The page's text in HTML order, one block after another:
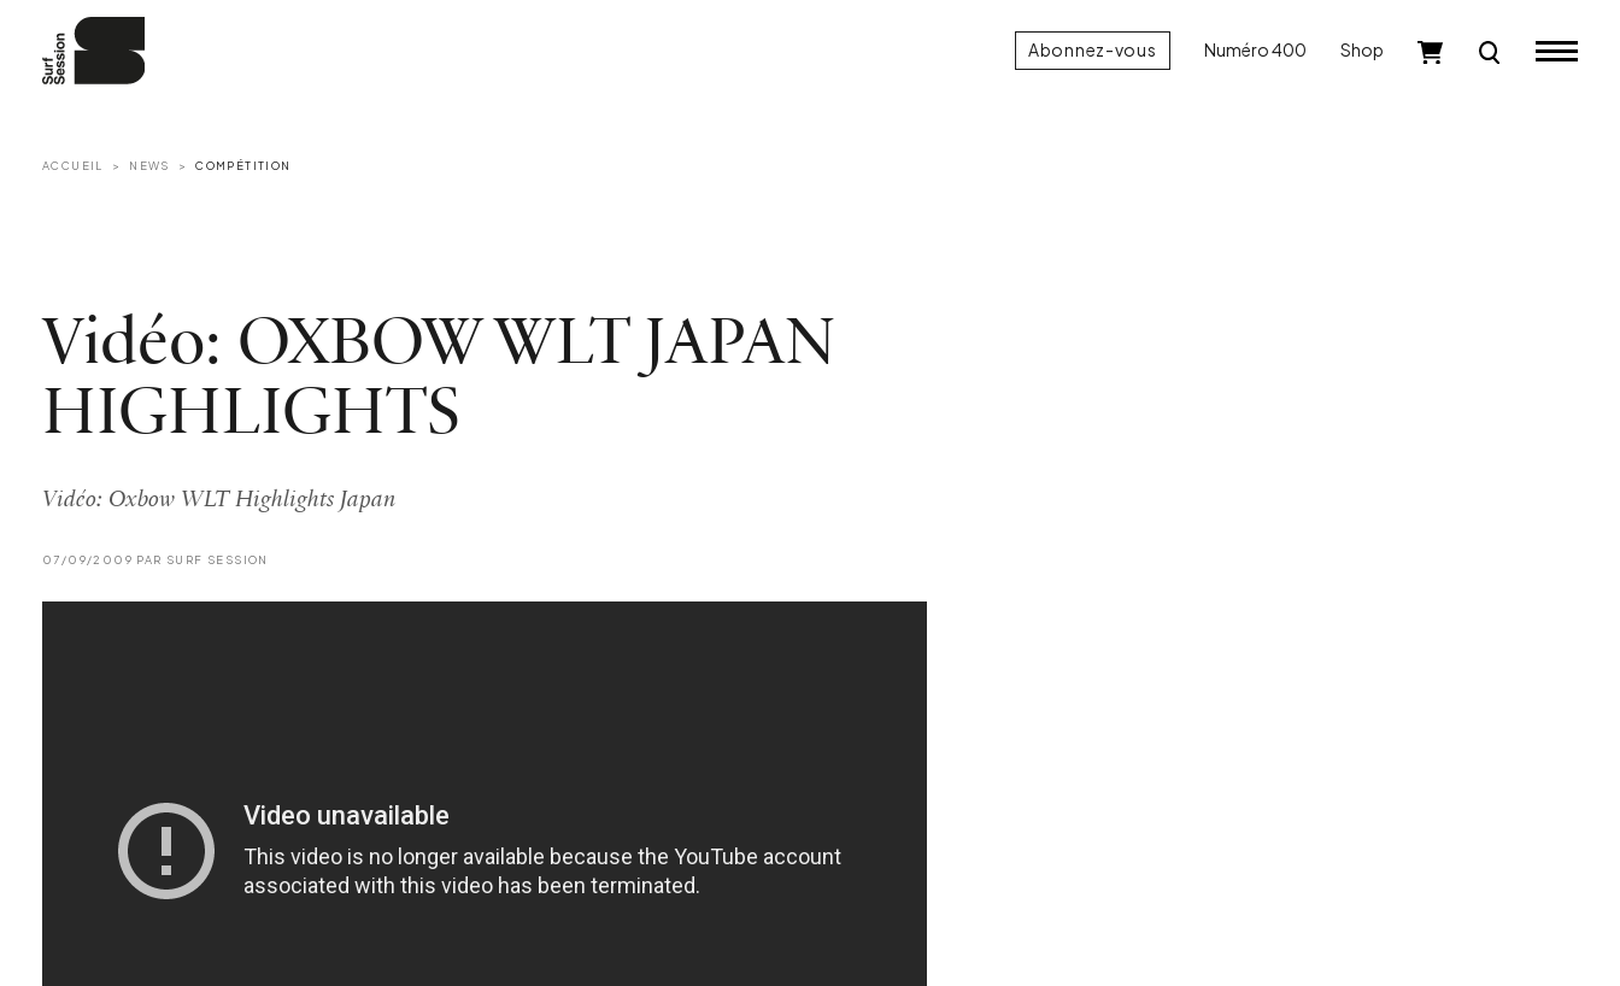
Abonnez-vous Numéro 400 Shop
ACCUEIL NEWS COMPÉTITION
Vidéo: OXBOW WLT JAPAN
HIGHLIGHTS
Vidéo: Oxbow WLT Highlights Japan
07/09/2009 PAR SURF SESSION